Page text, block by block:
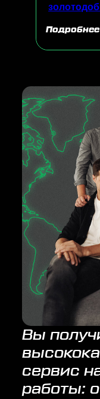
Подробнее
Вы
сервис
работы: